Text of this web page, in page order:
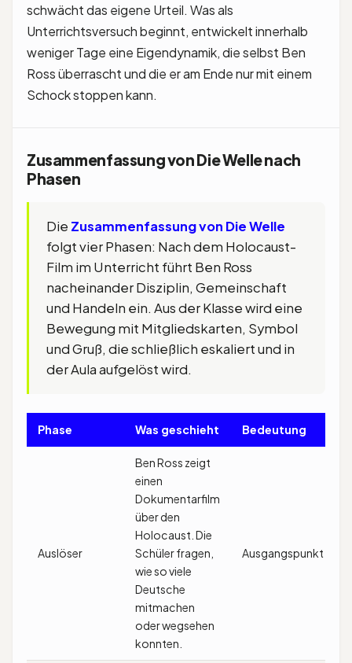
schwächt das eigene Urteil. Was als
Unterrichtsversuch beginnt, entwickelt innerhalb
weniger Tage eine Eigendynamik, die selbst Ben
Ross überrascht und die er am Ende nur mit einem
Schock stoppen kann.
Zusammenfassung von Die Welle nach
Phasen
Die Zusammenfassung von Die Welle
folgt vier Phasen: Nach dem Holocaust-
Film im Unterricht führt Ben Ross
nacheinander Disziplin, Gemeinschaft
und Handeln ein. Aus der Klasse wird eine
Bewegung mit Mitgliedskarten, Symbol
und Gruß, die schließlich eskaliert und in
der Aula aufgelöst wird.
Phase Was geschieht Bedeutung
Auslöser
Ben Ross zeigt
einen
Dokumentarfilm
über den
Holocaust. Die
Schüler fragen,
wie so viele
Deutsche
mitmachen
oder wegsehen
konnten.
Ausgangspunkt